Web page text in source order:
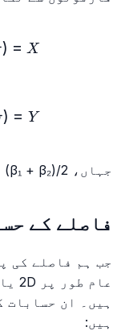
X
=
(
Y
=
(
جہاں، P = (β₁ + β₂)/2 اور Q = (β₂ – β₁)/2
فاصلے کے
جب ہم فاصلے کی
ہیں۔ ان حسابات
ہیں: